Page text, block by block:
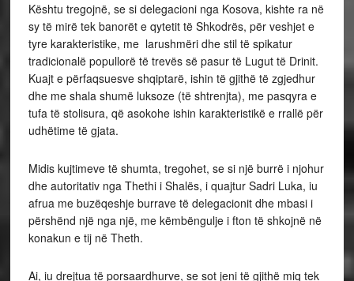
Kështu tregojnë, se si delegacioni nga Kosova, kishte ra në
sy të mirë tek banorët e qytetit të Shkodrës, për veshjet e
tyre karakteristike, me larushmëri dhe stil të spikatur
tradicionalë popullorë të trevës së pasur të Lugut të Drinit.
Kuajt e përfaqsuesve shqiptarë, ishin të gjithë të zgjedhur
dhe me shala shumë luksoze (të shtrenjta), me pasqyra e
tufa të stolisura, që asokohe ishin karakteristikë e rrallë për
udhëtime të gjata.
Midis kujtimeve të shumta, tregohet, se si një burrë i njohur
dhe autoritativ nga Thethi i Shalës, i quajtur Sadri Luka, iu
afrua me buzëqeshje burrave të delegacionit dhe mbasi i
përshënd një nga një, me këmbëngulje i fton të shkojnë në
konakun e tij në Theth.
Ai, iu drejtua të porsaardhurve, se sot jeni të gjithë miq tek